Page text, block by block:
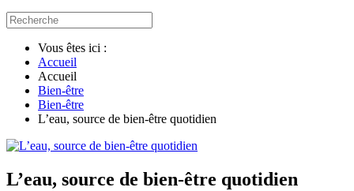
Vous êtes ici :
Accueil
Accueil
Bien-être
Bien-être
L’eau, source de bien-être quotidien
L’eau, source de bien-être quotidien